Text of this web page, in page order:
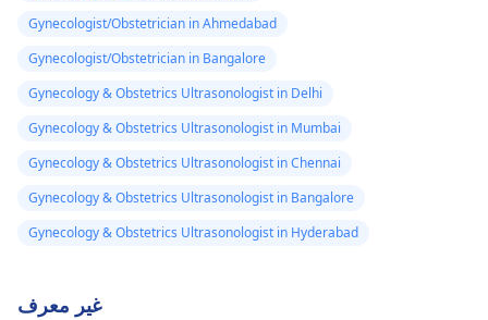
Gynecologist/Obstetrician in Ahmedabad
Gynecologist/Obstetrician in Bangalore
Gynecology & Obstetrics Ultrasonologist in Delhi
Gynecology & Obstetrics Ultrasonologist in Mumbai
Gynecology & Obstetrics Ultrasonologist in Chennai
Gynecology & Obstetrics Ultrasonologist in Bangalore
Gynecology & Obstetrics Ultrasonologist in Hyderabad
غير معرف